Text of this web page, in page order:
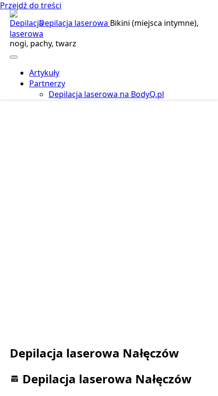
Przejdź do treści
Depilacja laserowa Bikini (miejsca intymne),
nogi, pachy, twarz
Artykuły
Partnerzy
Depilacja laserowa na BodyQ.pl
Depilacja laserowa Nałęczów
Depilacja laserowa Nałęczów